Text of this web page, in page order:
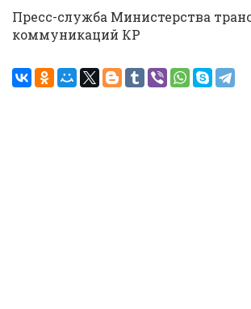
Пресс-служба Министерства
коммуникаций КР